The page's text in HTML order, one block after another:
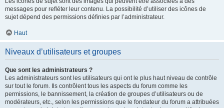
messages pour refléter leur contenu. La possibilité d’utiliser des icônes de
sujet dépend des permissions définies par l’administrateur.
Haut
Niveaux d’utilisateurs et groupes
Que sont les administrateurs ?
Les administrateurs sont les utilisateurs qui ont le plus haut niveau de contrôle
sur tout le forum. Ils contrôlent tous les aspects du forum comme les
permissions, le bannissement, la création de groupes d’utilisateurs ou de
modérateurs, etc., selon les permissions que le fondateur du forum a attribuées